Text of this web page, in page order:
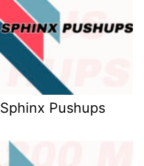
Sphinx Pushups